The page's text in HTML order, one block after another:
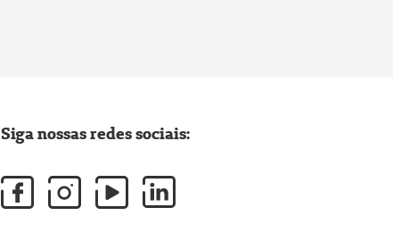
Siga nossas redes sociais: